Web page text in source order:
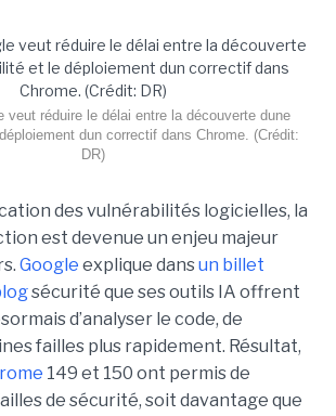
veut réduire le délai entre la découverte dune
dun correctif dans Chrome. (Crédit:
DR)
des vulnérabilités logicielles, la
est devenue un enjeu majeur
Google explique dansun billet
sécurité que ses outils IA offrent
d’analyser le code, de
failles plus rapidement. Résultat,
149 et 150 ont permis de
de sécurité, soit davantage que